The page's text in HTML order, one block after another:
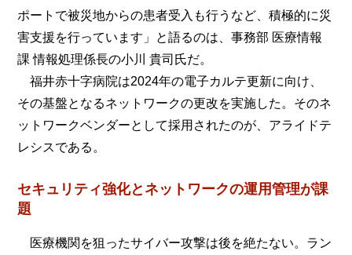
ポートで被災地からの患者受入も行うなど、積極的に災
害支援を行っています」と語るのは、事務部 医療情報
課 情報処理係長の小川 貴司氏だ。
福井赤十字病院は2024年の電子カルテ更新に向け、
その基盤となるネットワークの更改を実施した。そのネ
ットワークベンダーとして採用されたのが、アライドテ
レシスである。
セキュリティ強化とネットワークの運用管理が課
題
医療機関を狙ったサイバー攻撃は後を絶たない。ラン